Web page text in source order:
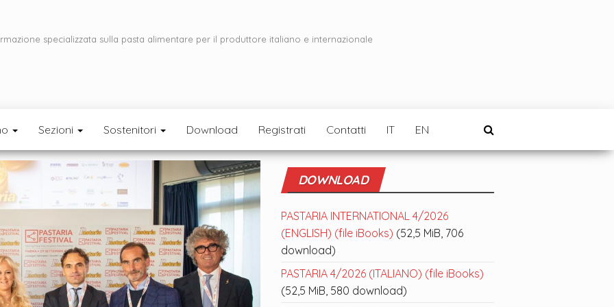
specializzata sulla pasta alimentare per il produttore italiano e internazionale
Sezioni Sostenitori Download Registrati Contatti IT EN
DOWNLOAD
PASTARIA INTERNATIONAL 4/2026
(ENGLISH) (file iBooks) (52,5 MiB, 706
download)
PASTARIA 4/2026 (ITALIANO) (file iBooks)
(52,5 MiB, 580 download)